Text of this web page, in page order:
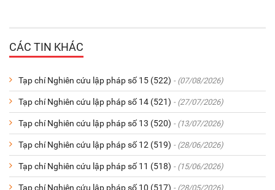
CÁC TIN KHÁC
Tạp chí Nghiên cứu lập pháp số 15 (522) - (07/08/2026)
Tạp chí Nghiên cứu lập pháp số 14 (521) - (27/07/2026)
Tạp chí Nghiên cứu lập pháp số 13 (520) - (13/07/2026)
Tạp chí Nghiên cứu lập pháp số 12 (519) - (28/06/2026)
Tạp chí Nghiên cứu lập pháp số 11 (518) - (15/06/2026)
Tạp chí Nghiên cứu lập pháp số 10 (517) - (28/05/2026)